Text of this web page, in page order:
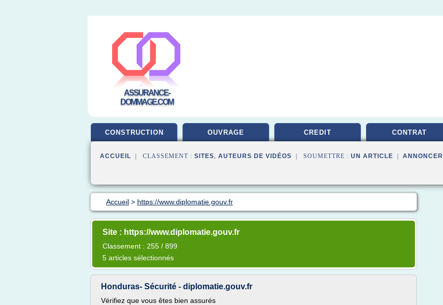
ASSURANCE-
DOMMAGE.COM
CONSTRUCTION OUVRAGE CREDIT CONTRAT
ACCUEIL | CLASSEMENT : SITES, AUTEURS DE VIDÉOS | SOUMETTRE : UN ARTICLE ANNONCER
Accueil > https://www.diplomatie.gouv.fr
Site : https://www.diplomatie.gouv.fr
Classement : 255 / 899
5 articles sélectionnés
Honduras- Sécurité - diplomatie.gouv.fr
Vérifiez que vous êtes bien assurés